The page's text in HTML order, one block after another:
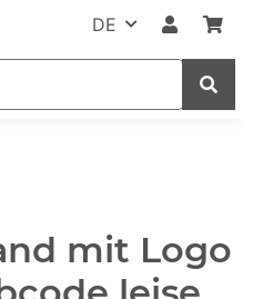
DE
mit Logo